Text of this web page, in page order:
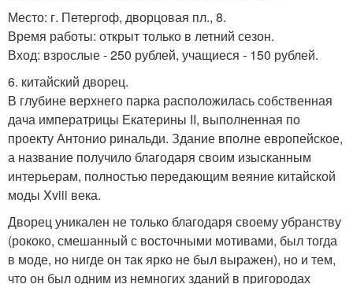
Место: г. Петергоф, дворцовая пл., 8.
Время работы: открыт только в летний сезон.
Вход: взрослые - 250 рублей, учащиеся - 150 рублей.
6. китайский дворец.
В глубине верхнего парка расположилась собственная
дача императрицы Екатерины II, выполненная по
проекту Антонио ринальди. Здание вполне европейское,
а название получило благодаря своим изысканным
интерьерам, полностью передающим веяние китайской
моды Xviii века.
Дворец уникален не только благодаря своему убранству
(рококо, смешанный с восточными мотивами, был тогда
в моде, но нигде он так ярко не был выражен), но и тем,
что он был одним из немногих зданий в пригородах